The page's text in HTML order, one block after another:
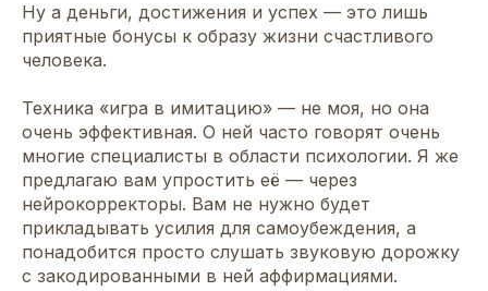
Ну а деньги, достижения и успех — это лишь
приятные бонусы к образу жизни счастливого
человека.
Техника «игра в имитацию» — не моя, но она
очень эффективная. О ней часто говорят очень
многие специалисты в области психологии. Я же
предлагаю вам упростить её — через
нейрокорректоры. Вам не нужно будет
прикладывать усилия для самоубеждения, а
понадобится просто слушать звуковую дорожку
с закодированными в ней аффирмациями.